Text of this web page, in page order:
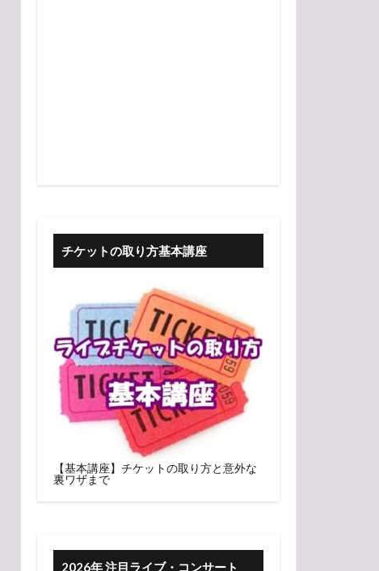
チケットの取り方基本講座
【基本講座】チケットの取り方と意外な
裏ワザまで
2026年 注目ライブ・コンサート